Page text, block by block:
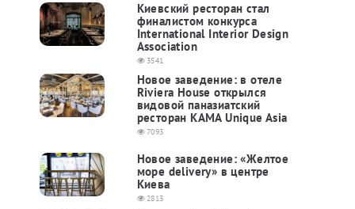
Киевский ресторан стал
финалистом конкурса
International Interior Design
Association
3541
Новое заведение: в отеле
Riviera House открылся
видовой паназиатский
ресторан КАМА Unique Asia
7093
Новое заведение: «Желтое
море delivery» в центре
Киева
2813